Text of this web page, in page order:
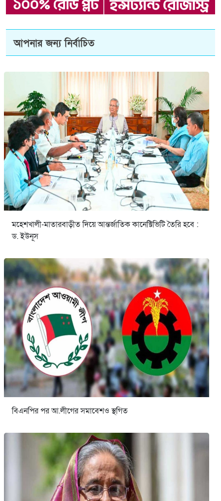
আপনার জন্য নির্বাচিত
মহেশখালী-মাতারবাড়ীত দিয়ে আন্তর্জাতিক কানেক্টিভিটি তৈরি হবে :
ড. ইউনূস
বিএনপির পর আ.লীগের সমাবেশও স্থগিত